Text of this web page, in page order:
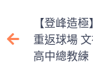
e
b
o
【登峰造
重返球場
高中總教練